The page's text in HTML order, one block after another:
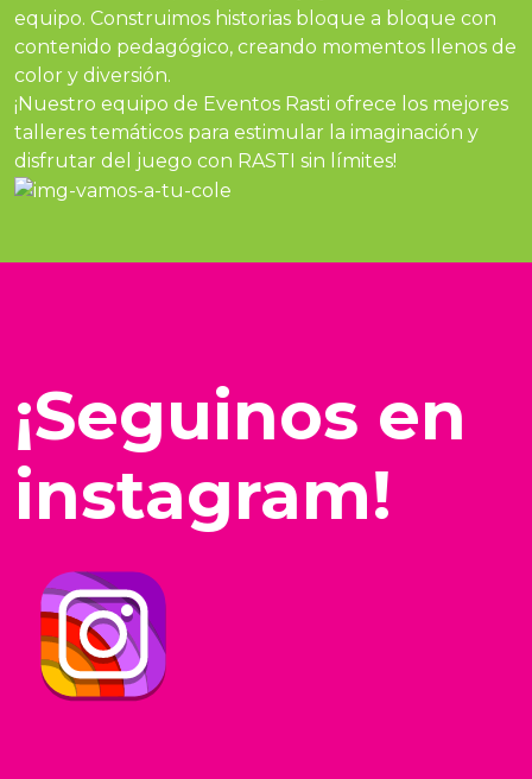
equipo. Construimos historias bloque a bloque con
contenido pedagógico, creando momentos llenos de
color y diversión.
¡Nuestro equipo de Eventos Rasti ofrece los mejores
talleres temáticos para estimular la imaginación y
disfrutar del juego con RASTI sin límites!
¡Seguinos en
instagram!